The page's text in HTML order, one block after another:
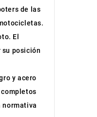
de las
El
su posición
y acero
normativa